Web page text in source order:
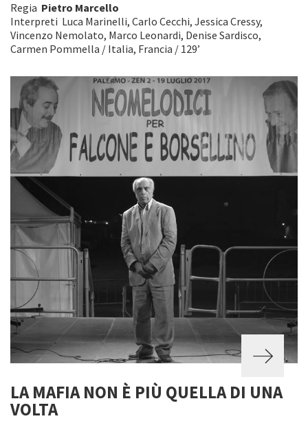
Regia Pietro Marcello
Interpreti Luca Marinelli, Carlo Cecchi, Jessica Cressy,
Vincenzo Nemolato, Marco Leonardi, Denise Sardisco,
Carmen Pommella / Italia, Francia / 129’
LA MAFIA NON È PIÙ QUELLA DI UNA
VOLTA